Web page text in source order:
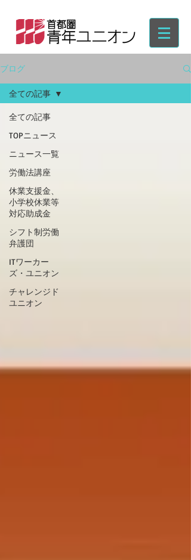
ブログ
全ての記事
TOPニュース
ニュース一覧
労働法講座
休業支援金、
小学校休業等
対応助成金
シフト制労働
弁護団
ITワーカー
ズ・ユニオン
チャレンジド
ユニオン
全ての記事